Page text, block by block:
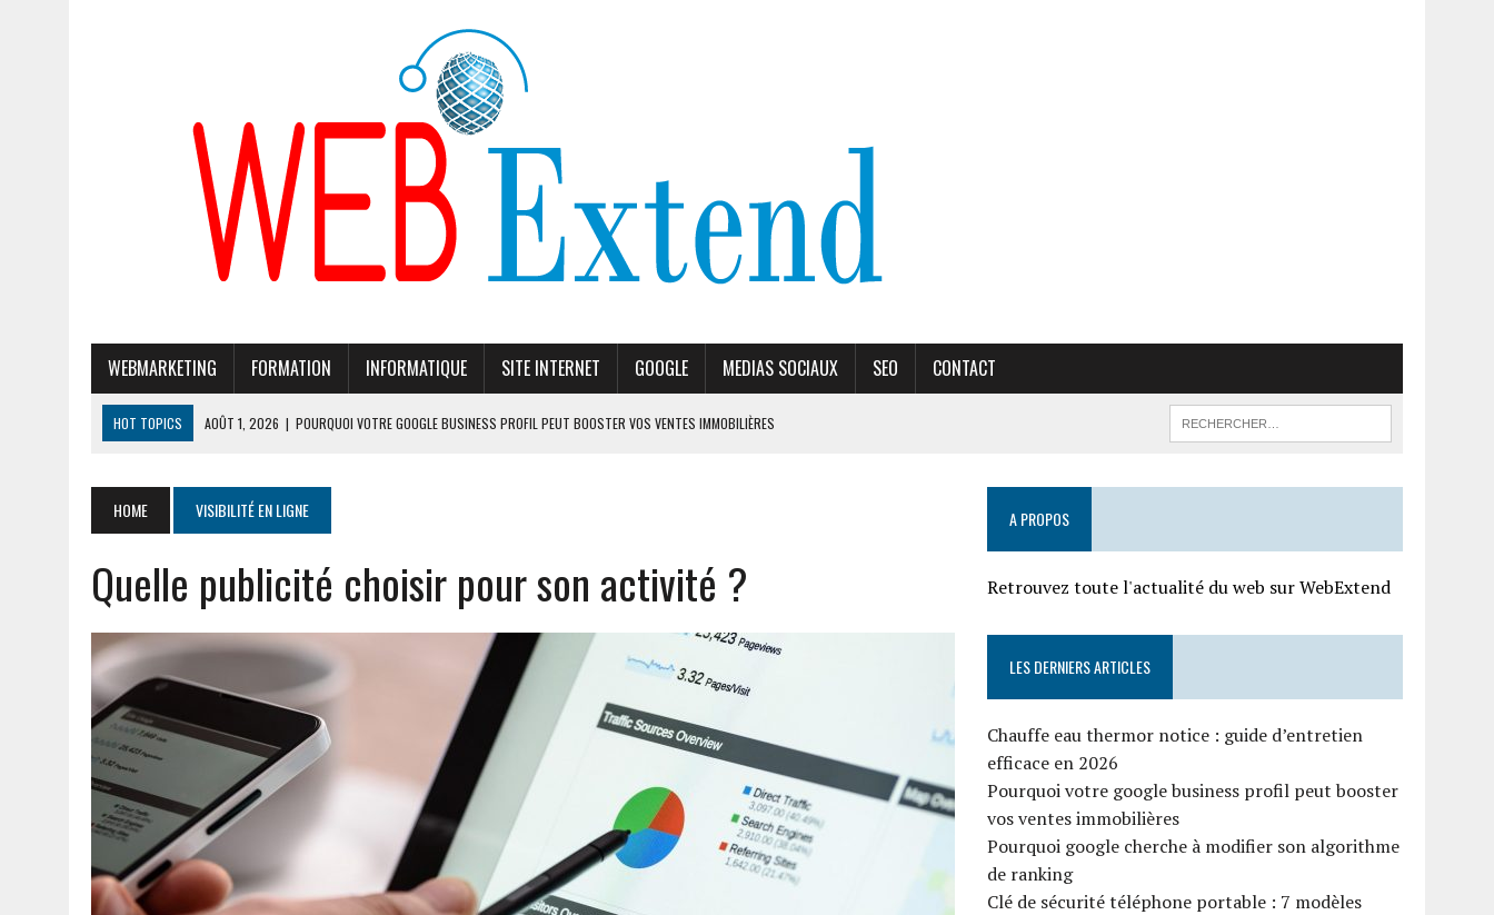
WEBMARKETING FORMATION INFORMATIQUE SITE INTERNET GOOGLE MEDIAS SOCIAUX SEO CONTACT
HOT TOPICS AOÛT 1, 2026 | POURQUOI VOTRE GOOGLE BUSINESS PROFIL PEUT BOOSTER VOS VENTES IMMOBILIÈRES
CLÉ DE SÉCURITÉ TÉLÉPHONE PORTABLE : 7 MODÈLES RECOMMANDÉS EN 2026
JUILLET 20, 2026 | PGI DEF EXPLIQUÉ : DÉFINITION ET AVANTAGES POUR VOTRE BUSINESS
AOÛT 5, 2026
CHAUFFE EAU THERMOR NOTICE : GUIDE D’ENTRETIEN EFFICACE EN 2026
HOME VISIBILITÉ EN LIGNE
Quelle publicité choisir pour son activité ?
A PROPOS
Retrouvez toute l'actualité du web sur WebExtend
LES DERNIERS ARTICLES
Chauffe eau thermor notice : guide d’entretien
efficace en 2026
Pourquoi votre google business profil peut booster
vos ventes immobilières
Pourquoi google cherche à modifier son algorithme
de ranking
Clé de sécurité téléphone portable : 7 modèles